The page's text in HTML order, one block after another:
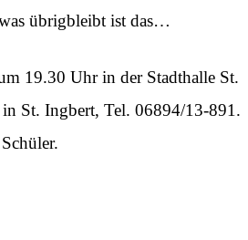
übrigbleibt ist das…
19.30 Uhr in der Stadthalle St.
in St. Ingbert, Tel. 06894/13-891.